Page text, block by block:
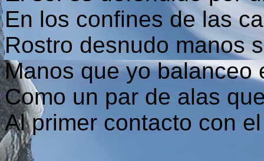
En los confines de las
Rostro desnudo manos
Manos que yo balanceo
Como un par de alas
Al primer contacto con